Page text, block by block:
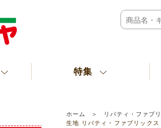
特集
ホーム リバティ・ファブ
生地 リバティ・ファブリック